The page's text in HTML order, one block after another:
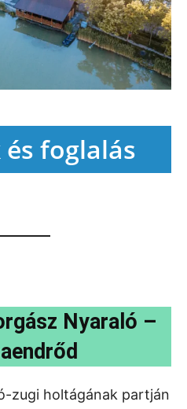
és foglalás
Nyaraló –
zugi holtágának partján